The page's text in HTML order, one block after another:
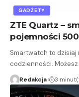
GADŻETY
ZTE Quartz –
pojemności
Smartwatch to dzisiaj
codzienności.
Redakcja 3